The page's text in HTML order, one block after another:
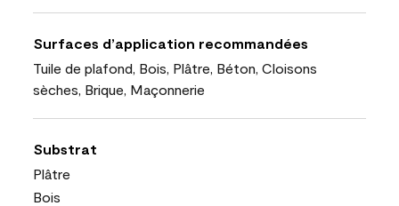
Surfaces d’application recommandées
Tuile de plafond, Bois, Plâtre, Béton, Cloisons
sèches, Brique, Maçonnerie
Substrat
Plâtre
Bois